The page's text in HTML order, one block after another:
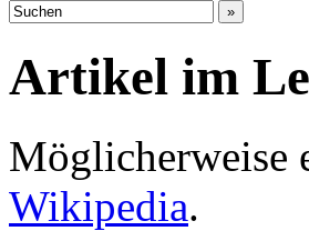
Artikel im
Möglicherweise
Wikipedia.